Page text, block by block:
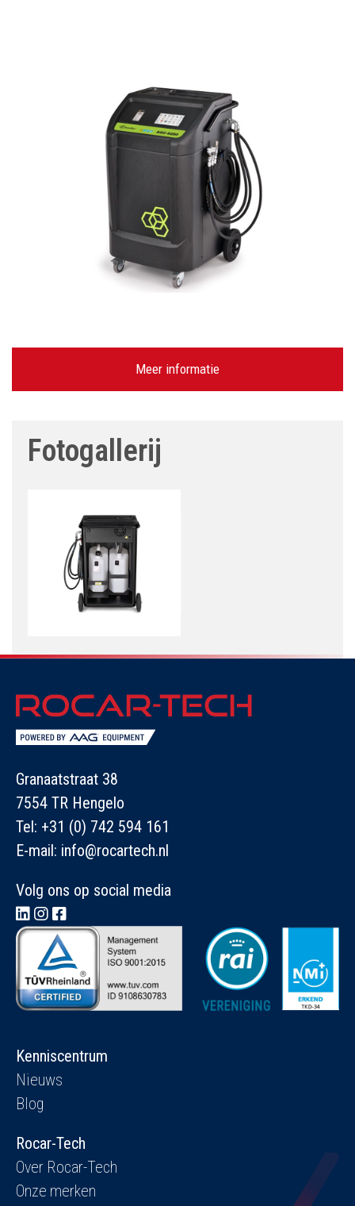
Meer informatie
Fotogallerij
Granaatstraat 38
7554 TR Hengelo
Tel: +31 (0) 742 594 161
E-mail: info@rocartech.nl
Volg ons op social media
Kenniscentrum
Nieuws
Blog
Rocar-Tech
Over Rocar-Tech
Onze merken